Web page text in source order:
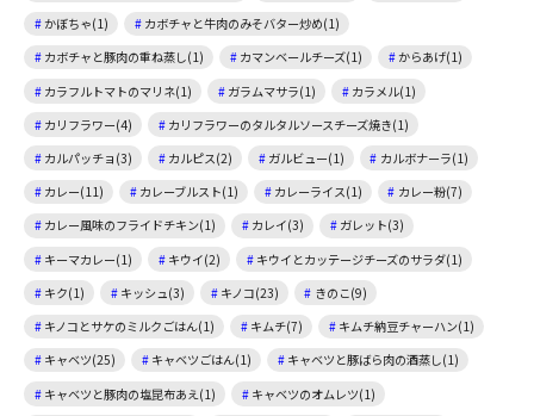
かぼちゃ(1)
カボチャと牛肉のみそバター炒め(1)
カボチャと豚肉の重ね蒸し(1)
カマンベールチーズ(1)
からあげ(1)
カラフルトマトのマリネ(1)
ガラムマサラ(1)
カラメル(1)
カリフラワー(4)
カリフラワーのタルタルソースチーズ焼き(1)
カルパッチョ(3)
カルピス(2) ガルビュー(1)
カルボナーラ(1)
カレー(11)
カレーブルスト(1) カレーライス(1)
カレー粉(7)
カレー風味のフライドチキン(1)
カレイ(3)
ガレット(3)
キーマカレー(1)
キウイ(2)
キウイとカッテージチーズのサラダ(1)
キク(1)
キッシュ(3) キノコ(23)
きのこ(9)
キノコとサケのミルクごはん(1)
キムチ(7)
キムチ納豆チャーハン(1)
キャベツ(25)
キャベツごはん(1)
キャベツと豚ばら肉の酒蒸し(1)
キャベツと豚肉の塩昆布あえ(1)
キャベツのオムレツ(1)